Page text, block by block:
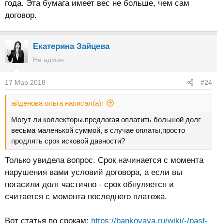
года. Эта бумага имеет вес не больше, чем сам
договор.
Екатерина Зайцева
Не админ
17 Мар 2018 #24
айденова ольга написал(а):
Могут ли коллекторы,предлогая оплатить большой долг
весьма маленькой суммой, в случае оплаты,просто
продлять срок исковой давности?
Только увидела вопрос. Срок начинается с момента
нарушения вами условий договора, а если вы
погасили долг частично - срок обнуляется и
считается с момента последнего платежа.
Вот статья по срокам: https://bankovaya.ru/wiki/-/past-